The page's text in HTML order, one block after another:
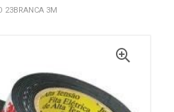
23BRANCA 3M